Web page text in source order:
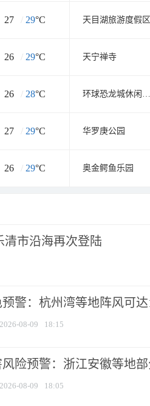
27 / 29°C 天目湖旅游度假区
26 / 29°C 天宁禅寺
26 / 28°C 环球恐龙城休闲旅游区
27 / 29°C 华罗庚公园
26 / 29°C 奥金鳄鱼乐园
清市沿海再次登陆
警：杭州湾等地阵风可达
2026-08-09 18:15
险预警：浙江安徽等地
2026-08-09 18:05